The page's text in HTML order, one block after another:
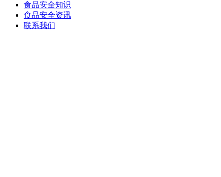
食品安全知识
食品安全资讯
联系我们